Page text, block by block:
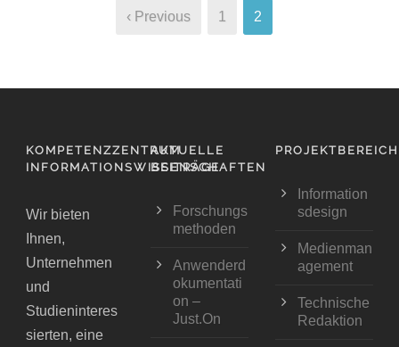
‹ Previous 1 2
KOMPETENZZENTRUM
INFORMATIONSWISSENSCHAFTEN
Wir bieten
Ihnen,
Unternehmen
und
Studieninteres
sierten, eine
AKTUELLE
BEITRÄGE
Forschungs
methoden
Anwenderd
okumentati
on –
Just.On
Information
sdesign
Medienman
agement
Technische
Redaktion